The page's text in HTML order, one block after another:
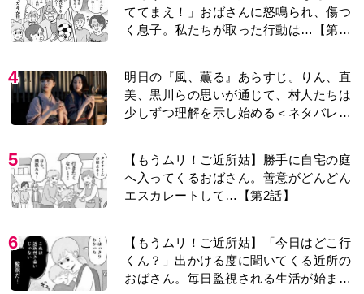
ててまえ！」おばさんに怒鳴られ、傷つ
く息子。私たちが取った行動は…【第3
4
明日の『風、薫る』あらすじ。りん、直
美、黒川らの思いが通じて、村人たちは
少しずつ理解を示し始める＜ネタバレあ
5
【もうムリ！ご近所姑】勝手に自宅の庭
へ入ってくるおばさん。善意がどんどん
エスカレートして…【第2話】
6
【もうムリ！ご近所姑】「今日はどこ行
くん？」出かける度に聞いてくる近所の
おばさん。毎日監視される生活が始ま